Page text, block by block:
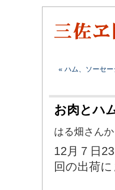
« ハム、ソーセ
お肉とハ
はる畑さん
12月７日
回の出荷に